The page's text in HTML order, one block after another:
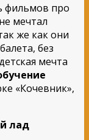
фильмов про
мечтал
же как они
без
мечта
«Кочевник»,
лад